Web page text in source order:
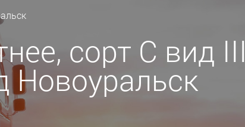
сорт С вид III
Новоуральск